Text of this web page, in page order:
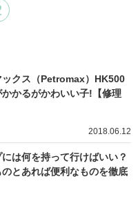
ックス（Petromax）HK500
かかるがかわいい子!【修理
2018.06.12
は何を持って行けばいい？
のとあれば便利なものを徹底